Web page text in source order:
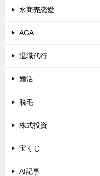
水商売恋愛
AGA
退職代行
婚活
脱毛
株式投資
宝くじ
AI記事